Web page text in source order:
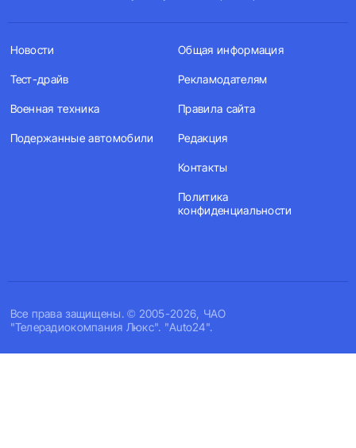
Все права защищены. © 2005-2026, ЧАО
"Телерадиокомпания Люкс". "Auto24".
Новости
Тест-драйв
Военная техника
Подержанные автомобили
Общая информация
Рекламодателям
Правила сайта
Редакция
Контакты
Политика
конфиденциальности